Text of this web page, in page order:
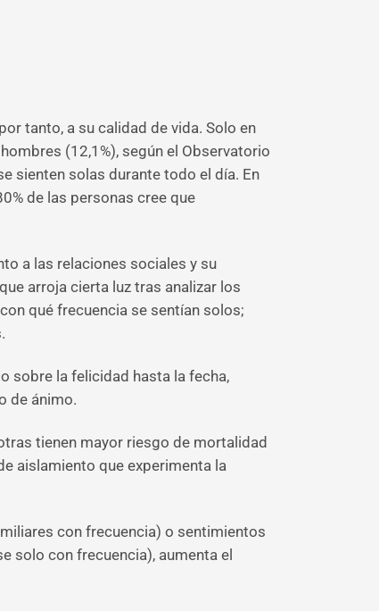
tanto, a su calidad de vida. Solo en
(12,1%), según el Observatorio
sienten solas durante todo el día. En
de las personas cree que
a las relaciones sociales y su
arroja cierta luz tras analizar los
qué frecuencia se sentían solos;
sobre la felicidad hasta la fecha,
de ánimo.
tienen mayor riesgo de mortalidad
aislamiento que experimenta la
con frecuencia) o sentimientos
solo con frecuencia), aumenta el